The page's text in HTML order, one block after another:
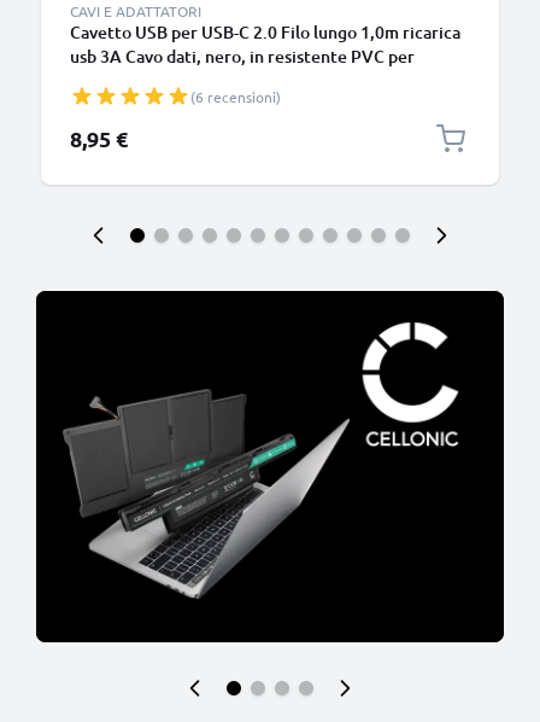
CAVI E ADATTATORI
Cavetto USB per USB-C 2.0 Filo lungo 1,0m ricarica
usb 3A Cavo dati, nero, in resistente PVC per
fotocamera Canon, Panasonic Lumix, Sony
connettore tipo C
(6 recensioni)
8,95 €